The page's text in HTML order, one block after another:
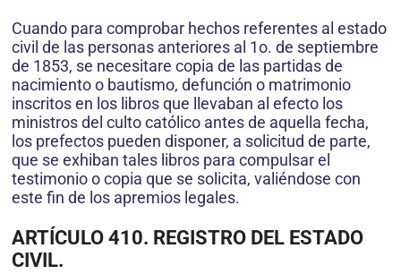
Cuando para comprobar hechos referentes al estado
civil de las personas anteriores al 1o. de septiembre
de 1853, se necesitare copia de las partidas de
nacimiento o bautismo, defunción o matrimonio
inscritos en los libros que llevaban al efecto los
ministros del culto católico antes de aquella fecha,
los prefectos pueden disponer, a solicitud de parte,
que se exhiban tales libros para compulsar el
testimonio o copia que se solicita, valiéndose con
este fin de los apremios legales.
ARTÍCULO 410. REGISTRO DEL ESTADO
CIVIL.